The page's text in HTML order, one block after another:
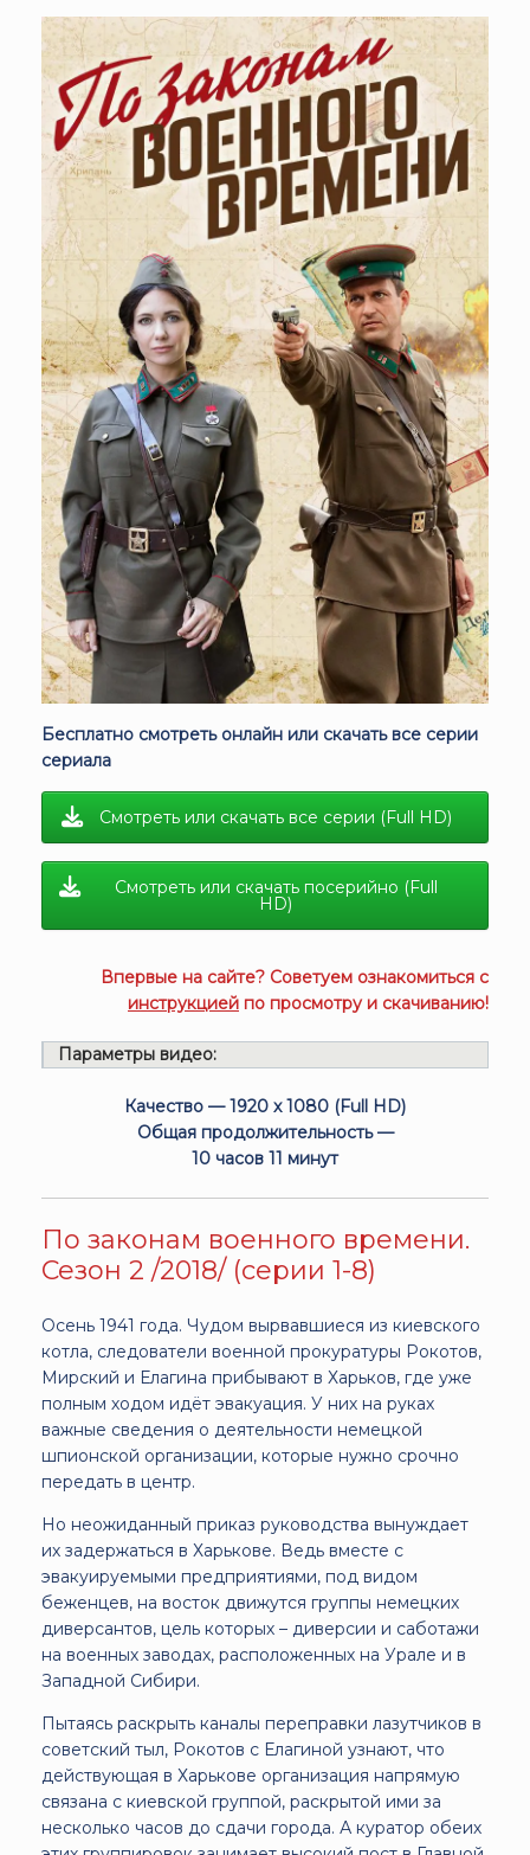
Бесплатно смотреть онлайн или скачать все серии
сериала
Смотреть или скачать все серии (Full HD)
Смотреть или скачать посерийно (Full
HD)
Впервые на сайте? Советуем ознакомиться с
инструкцией по просмотру и скачиванию!
Параметры видео:
Качество — 1920 x 1080 (Full HD)
Общая продолжительность —
10 часов 11 минут
По законам военного времени.
Сезон 2 /2018/ (серии 1-8)
Осень 1941 года. Чудом вырвавшиеся из киевского
котла, следователи военной прокуратуры Рокотов,
Мирский и Елагина прибывают в Харьков, где уже
полным ходом идёт эвакуация. У них на руках
важные сведения о деятельности немецкой
шпионской организации, которые нужно срочно
передать в центр.
Но неожиданный приказ руководства вынуждает
их задержаться в Харькове. Ведь вместе с
эвакуируемыми предприятиями, под видом
беженцев, на восток движутся группы немецких
диверсантов, цель которых – диверсии и саботажи
на военных заводах, расположенных на Урале и в
Западной Сибири.
Пытаясь раскрыть каналы переправки лазутчиков в
советский тыл, Рокотов с Елагиной узнают, что
действующая в Харькове организация напрямую
связана с киевской группой, раскрытой ими за
несколько часов до сдачи города. А куратор обеих